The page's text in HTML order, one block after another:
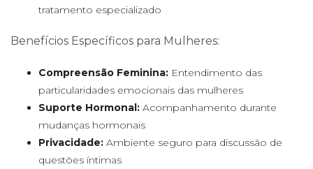
tratamento especializado
Benefícios Específicos para Mulheres:
Compreensão Feminina: Entendimento das
particularidades emocionais das mulheres
Suporte Hormonal: Acompanhamento durante
mudanças hormonais
Privacidade: Ambiente seguro para discussão de
questões íntimas